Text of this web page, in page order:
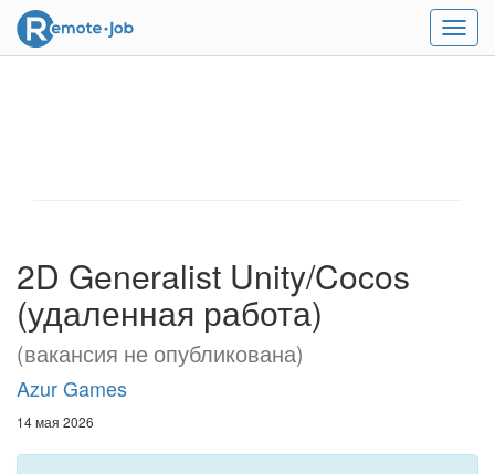
Меню
2D Generalist Unity/Cocos
(удаленная работа)
(вакансия не опубликована)
Azur Games
14 мая 2026